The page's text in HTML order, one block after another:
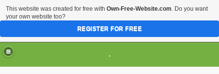
HOME
CIVILTA'
EVENTI & MANIFESTAZIONI
.
This website was created for free with Own-Free-Website.com. Do you want
your own website too?
REGISTER FOR FREE